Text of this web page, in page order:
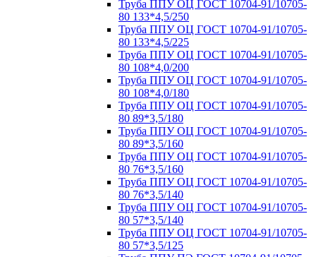
Труба ППУ ОЦ ГОСТ 10704-91/10705-
80 133*4,5/250
Труба ППУ ОЦ ГОСТ 10704-91/10705-
80 133*4,5/225
Труба ППУ ОЦ ГОСТ 10704-91/10705-
80 108*4,0/200
Труба ППУ ОЦ ГОСТ 10704-91/10705-
80 108*4,0/180
Труба ППУ ОЦ ГОСТ 10704-91/10705-
80 89*3,5/180
Труба ППУ ОЦ ГОСТ 10704-91/10705-
80 89*3,5/160
Труба ППУ ОЦ ГОСТ 10704-91/10705-
80 76*3,5/160
Труба ППУ ОЦ ГОСТ 10704-91/10705-
80 76*3,5/140
Труба ППУ ОЦ ГОСТ 10704-91/10705-
80 57*3,5/140
Труба ППУ ОЦ ГОСТ 10704-91/10705-
80 57*3,5/125